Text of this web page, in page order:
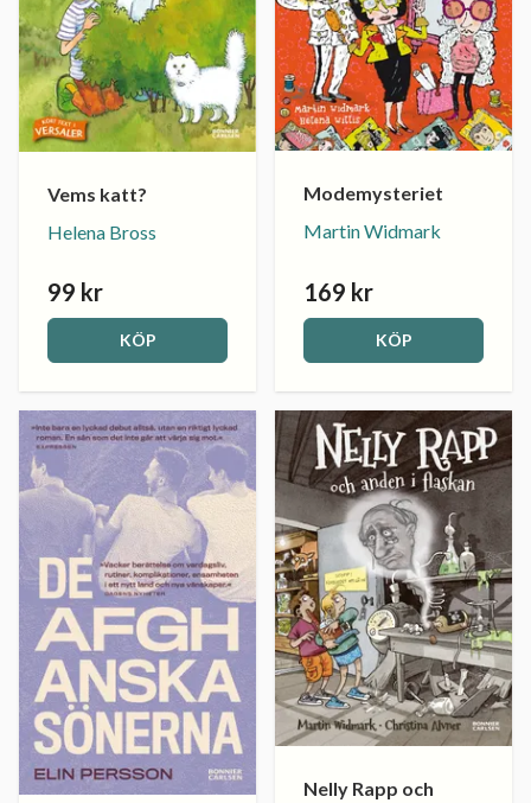
Vems katt?
Helena Bross
99 kr
KÖP
Modemysteriet
Martin Widmark
169 kr
KÖP
Nelly Rapp och